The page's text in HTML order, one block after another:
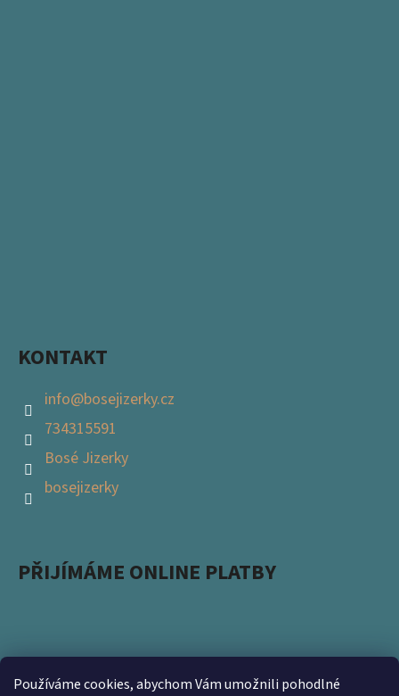
Používáme cookies, abychom Vám umožnili pohodlné
KONTAKT
info@bosejizerky.cz
734315591
Bosé Jizerky
bosejizerky
PŘIJÍMÁME ONLINE PLATBY